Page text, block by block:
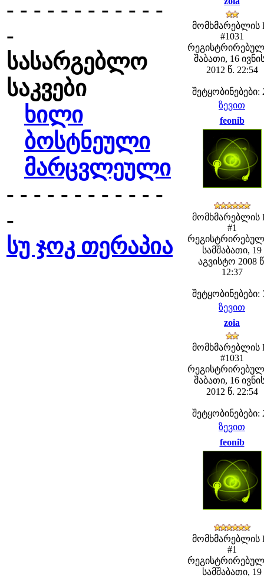
- - - - - - - - - - - -
-
სასარგებლო
საკვები
ხილი
ბოსტნეული
მარცვლეული
- - - - - - - - - - - -
-
სუ ჯოკ თერაპია
მომხმარებლის
#1031
შაბათი, 16
2012 წ. 22:54
შეტყობინებები:
ზევით
feonib
მომხმარებლის
#1
სამშაბათი, 19
აგვისტო 2008
12:37
შეტყობინებები:
ზევით
zoia
მომხმარებლის
#1031
შაბათი, 16
2012 წ. 22:54
შეტყობინებები:
ზევით
feonib
მომხმარებლის
#1
სამშაბათი, 19